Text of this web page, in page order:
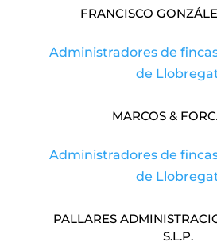
Francisco
Administradores de
de
MARCOS &
Administradores de
de
PALLARES
S.L.P.